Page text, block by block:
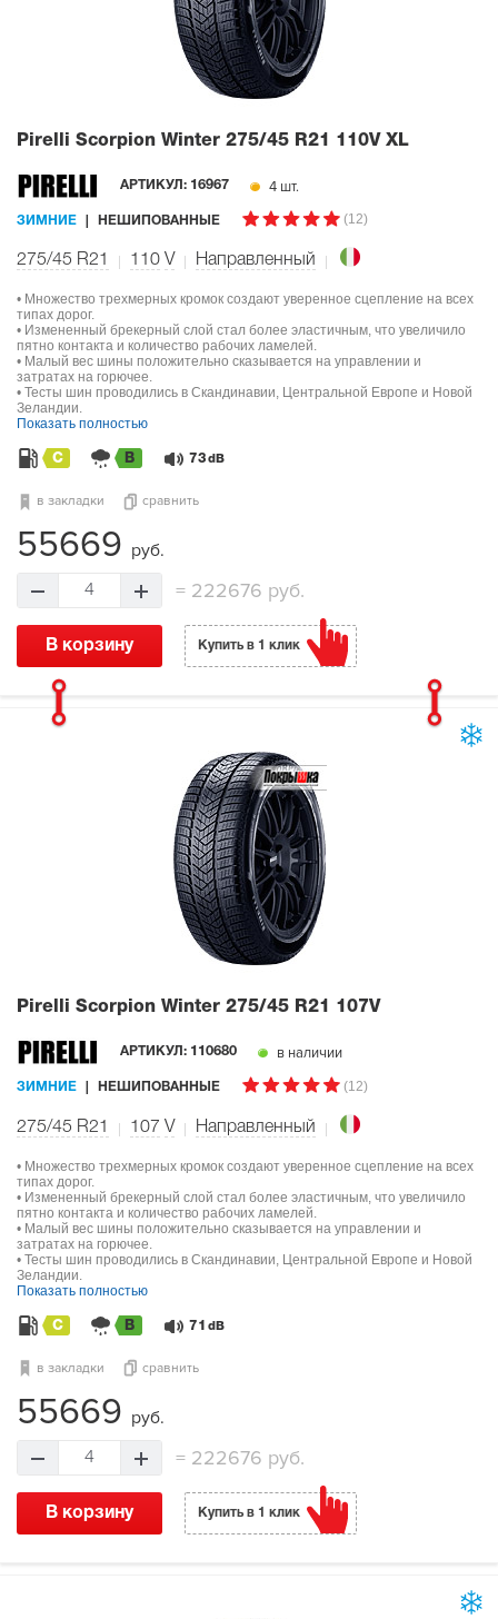
Pirelli Scorpion Winter 275/45 R21 110V XL
АРТИКУЛ: 16967 4 шт.
ЗИМНИЕ НЕШИПОВАННЫЕ (12)
275/45 R21 110 V Направленный
• Множество трехмерных кромок создают уверенное сцепление на всех
типах дорог.
• Измененный брекерный слой стал более эластичным, что увеличило
пятно контакта и количество рабочих ламелей.
• Малый вес шины положительно сказывается на управлении и
затратах на горючее.
• Тесты шин проводились в Скандинавии, Центральной Европе и Новой
Зеландии.
Показать полностью
C B 73 dB
в закладки сравнить
55669 руб.
4 =222676 руб.
В корзину Купить в 1 клик
Pirelli Scorpion Winter 275/45 R21 107V
АРТИКУЛ: 110680 в наличии
ЗИМНИЕ НЕШИПОВАННЫЕ (12)
275/45 R21 107 V Направленный
• Множество трехмерных кромок создают уверенное сцепление на всех
типах дорог.
• Измененный брекерный слой стал более эластичным, что увеличило
пятно контакта и количество рабочих ламелей.
• Малый вес шины положительно сказывается на управлении и
затратах на горючее.
• Тесты шин проводились в Скандинавии, Центральной Европе и Новой
Зеландии.
Показать полностью
C B 71 dB
в закладки сравнить
55669 руб.
4 =222676 руб.
В корзину Купить в 1 клик